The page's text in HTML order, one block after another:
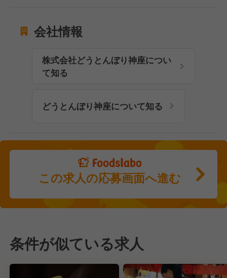
会社情報
株式会社どうとんぼり神座につい
て知る
どうとんぼり神座について知る
この求人の応募画面へ進む
条件が似ている求人